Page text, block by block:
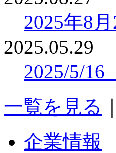
2025年8
2025.05.29
2025/5/
一覧を見る
企業情報